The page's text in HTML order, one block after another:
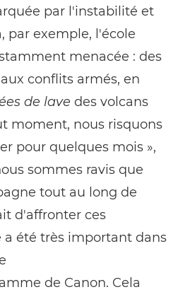
par l'instabilité et
par exemple, l'école
menacée : des
conflits armés, en
de lave des volcans
moment, nous risquons
pour quelques mois »,
sommes ravis que
tout au long de
d'affronter ces
été très important dans
de Canon. Cela